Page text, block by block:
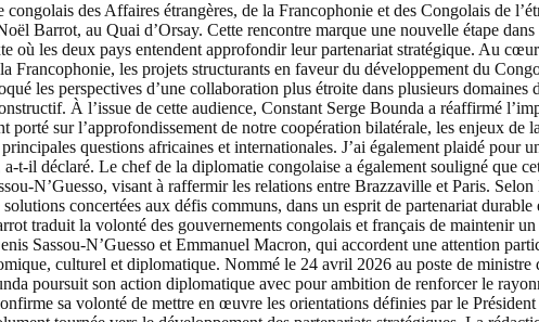
des Affaires étrangères, de la Francophonie et des Congolais de
Barrot, au Quai d’Orsay. Cette rencontre marque une nouvelle étape
où les deux pays entendent approfondir leur partenariat stratégique. Au
Francophonie, les projets structurants en faveur du développement du
les perspectives d’une collaboration plus étroite dans plusieurs domaines
À l’issue de cette audience, Constant Serge Bounda a réaffirmé
sur l’approfondissement de notre coopération bilatérale, les enjeux de
questions africaines et internationales. J’ai également plaidé pour
il déclaré. Le chef de la diplomatie congolaise a également souligné que
N’Guesso, visant à raffermir les relations entre Brazzaville et Paris.
concertées aux défis communs, dans un esprit de partenariat
traduit la volonté des gouvernements congolais et français de maintenir
Sassou-N’Guesso et Emmanuel Macron, qui accordent une attention
culturel et diplomatique. Nommé le 24 avril 2026 au poste de ministre
poursuit son action diplomatique avec pour ambition de renforcer le
sa volonté de mettre en œuvre les orientations définies par le